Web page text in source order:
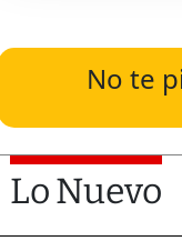
No te
Lo Nuevo